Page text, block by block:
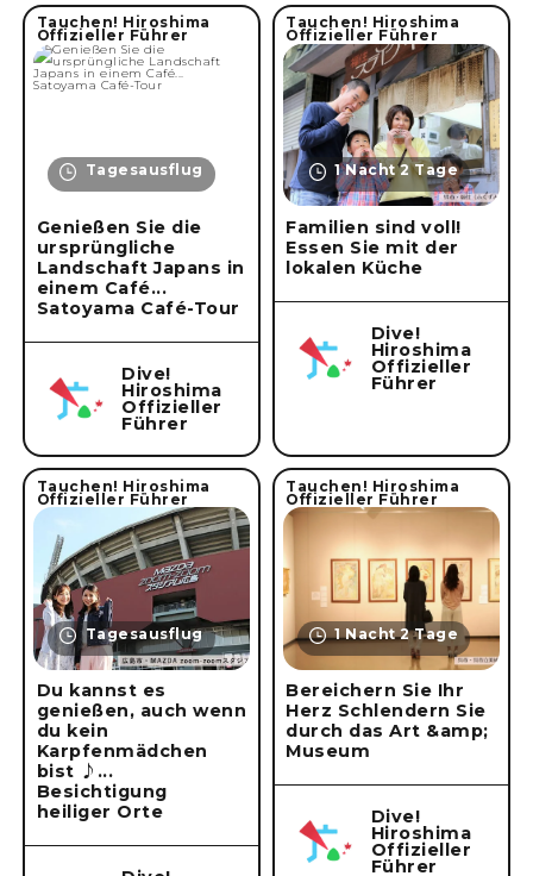
Tauchen! Hiroshima
Offizieller Führer
Tagesausflug
Genießen Sie die
ursprüngliche
Landschaft Japans in
einem Café...
Satoyama Café-Tour
Dive!
Hiroshima
Offizieller
Führer
Tauchen! Hiroshima
Offizieller Führer
1 Nacht 2 Tage
Familien sind voll!
Essen Sie mit der
lokalen Küche
Dive!
Hiroshima
Offizieller
Führer
Tauchen! Hiroshima
Offizieller Führer
Tagesausflug
Du kannst es
genießen, auch wenn
du kein
Karpfenmädchen
bist ♪...
Besichtigung
heiliger Orte
Tauchen! Hiroshima
Offizieller Führer
1 Nacht 2 Tage
Bereichern Sie Ihr
Herz Schlendern Sie
durch das Art &amp;
Museum
Dive!
Hiroshima
Offizieller
Führer